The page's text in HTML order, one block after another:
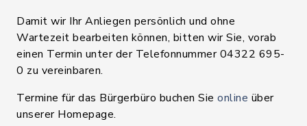
Damit wir Ihr Anliegen persönlich und ohne
Wartezeit bearbeiten können, bitten wir Sie, vorab
einen Termin unter der Telefonnummer 04322 695-
0 zu vereinbaren.
Termine für das Bürgerbüro buchen Sie online über
unserer Homepage.